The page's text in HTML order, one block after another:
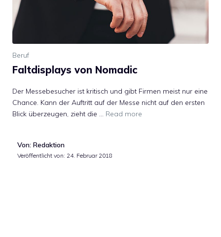
Beruf
Faltdisplays von Nomadic
Der Messebesucher ist kritisch und gibt Firmen meist nur eine
Chance. Kann der Auftritt auf der Messe nicht auf den ersten
Blick überzeugen, zieht die … Read more
Von: Redaktion
Veröffentlicht von: 24. Februar 2018